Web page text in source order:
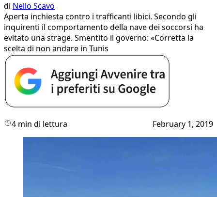
di Nello Scavo
Aperta inchiesta contro i trafficanti libici. Secondo gli
inquirenti il comportamento della nave dei soccorsi ha
evitato una strage. Smentito il governo: «Corretta la
scelta di non andare in Tunis
4 min di lettura February 1, 2019